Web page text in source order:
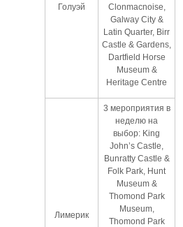
Голуэй
Clonmacnoise,
Galway City &
Latin Quarter, Birr
Castle & Gardens,
Dartfield Horse
Museum &
Heritage Centre
Лимерик
3 мероприятия в
неделю на
выбор: King
John’s Castle,
Bunratty Castle &
Folk Park, Hunt
Museum &
Thomond Park
Museum,
Thomond Park